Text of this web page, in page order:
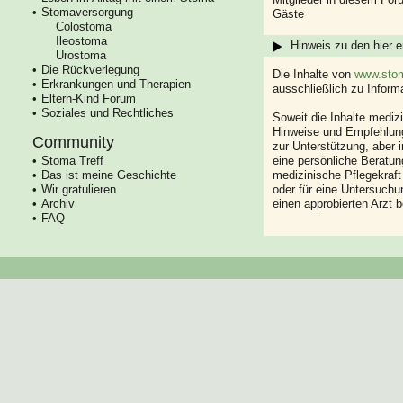
Stomaversorgung
Colostoma
Ileostoma
Urostoma
Die Rückverlegung
Erkrankungen und Therapien
Eltern-Kind Forum
Soziales und Rechtliches
Community
Stoma Treff
Das ist meine Geschichte
Wir gratulieren
Archiv
FAQ
Gäste
Hinweis zu den hier
Die Inhalte von
ausschließlich zu
Soweit die Inhalte
Hinweise und
zur Unterstützung, aber
eine persönliche
medizinische
oder für eine
einen approbierten Arzt